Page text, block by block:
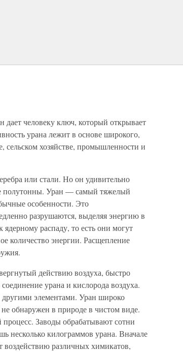
человеку ключ, который открывает
урана лежит в основе широкого,
сельском хозяйстве, промышленности и
или стали. Но он удивительно
полутонны. Уран — самый тяжелый
особенности. Это
разрушаются, выделяя энергию в
распаду, то есть они могут
количество энергии. Расщепление
действию воздуха, быстро
урана и кислорода воздуха.
элементами. Уран широко
обнаружен в природе в чистом виде.
Заводы обрабатывают сотни
несколько килограммов урана. Вначале
воздействию различных химикатов,